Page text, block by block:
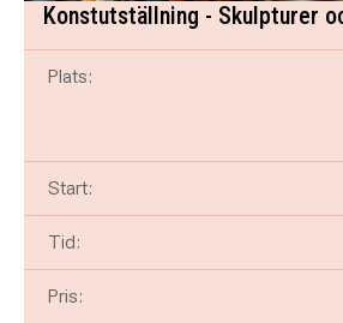
Konstutställning - Skulpturer
Plats:
Start:
Tid:
Pris: